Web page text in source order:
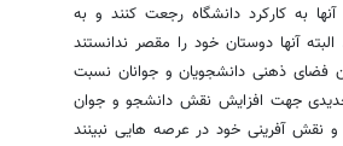
به کارکرد دانشگاه رجعت کنند و به
آنها دوستان خود را مقصر ندانستند
فضای ذهنی دانشجویان و جوانان نسبت
جدیدی جهت افزایش نقش دانشجو و جوان
نقش آفرینی خود در عرصه هایی نبینند